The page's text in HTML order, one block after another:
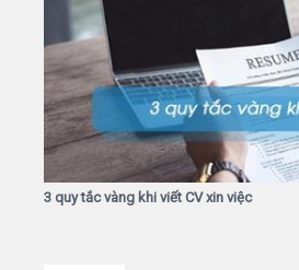
3 quy tắc vàng khi viết CV xin việc